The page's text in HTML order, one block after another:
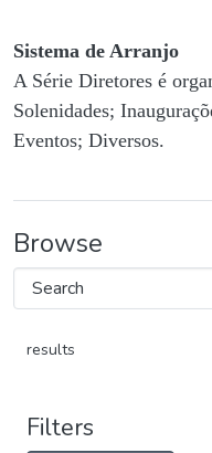
Sistema de Arranjo
A Série Diretores é
Solenidades;
Eventos; Diversos.
Browse
results
Filters